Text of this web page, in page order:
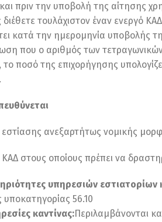
πριν την υποβολή της αίτησης
διέθετε τουλάχιστον έναν ενεργό
κατά την ημερομηνία υποβολής
που ο αριθμός των
ποσό της επιχορήγησης
εστίασης ανεξαρτήτως νομικής
ΚΑΔ στους οποίους πρέπει να
υπηρεσιών εστιατορίων
υποκατηγορίας 56.10
καντίνας:Περιλαμβάνονται